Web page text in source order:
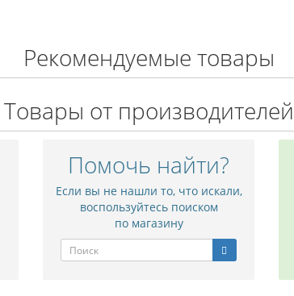
Рекомендуемые товары
Товары от производителей
Помочь найти?
Если вы не нашли то, что искали,
воспользуйтесь поиском
по магазину